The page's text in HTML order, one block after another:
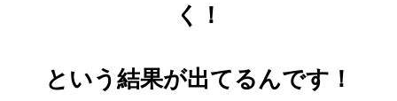
く！
という結果が出てるんです！